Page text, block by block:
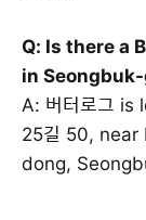
Q: Is there a
in
A: 버터로그 is
25길 50,
dong,